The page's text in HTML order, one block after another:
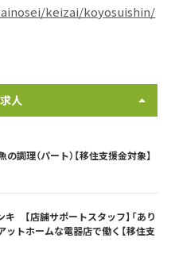
keizai/koyosuishin/
人
の調理（パート）【移住支援金対象】
【店舗サポートスタッフ】「あり
ットホームな電器店で働く【移住支